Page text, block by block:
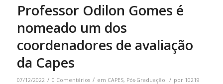
Professor Odilon Gomes é
nomeado um dos
coordenadores de avaliação
da Capes
07/12/2022 / 0 Comentários / em CAPES, Pós-Graduação / por 10219